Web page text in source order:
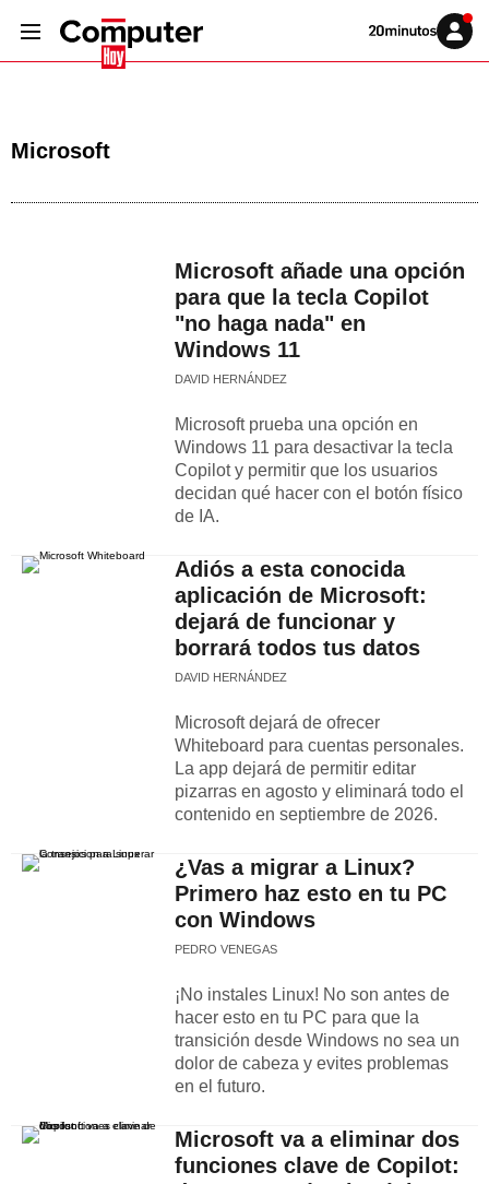
Volver
Iniciar
sesión
Microsoft
Microsoft añade una opción
para que la tecla Copilot
"no haga nada" en
Windows 11
DAVID HERNÁNDEZ
Microsoft prueba una opción en
Windows 11 para desactivar la tecla
Copilot y permitir que los usuarios
decidan qué hacer con el botón físico
de IA.
Adiós a esta conocida
aplicación de Microsoft:
dejará de funcionar y
borrará todos tus datos
DAVID HERNÁNDEZ
Microsoft dejará de ofrecer
Whiteboard para cuentas personales.
La app dejará de permitir editar
pizarras en agosto y eliminará todo el
contenido en septiembre de 2026.
¿Vas a migrar a Linux?
Primero haz esto en tu PC
con Windows
PEDRO VENEGAS
¡No instales Linux! No son antes de
hacer esto en tu PC para que la
transición desde Windows no sea un
dolor de cabeza y evites problemas
en el futuro.
Microsoft va a eliminar dos
funciones clave de Copilot: